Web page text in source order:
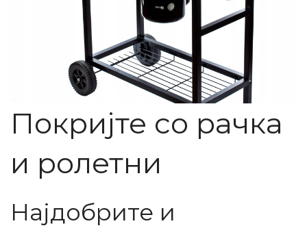
Покријте со рачка
и ролетни
Најдобрите и